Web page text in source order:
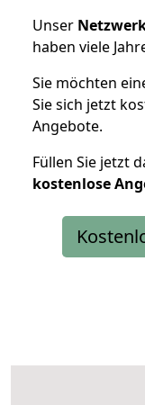
Unser
haben viele
Sie möchten
Sie sich jetzt
Angebote.
Füllen Sie jetzt
kostenlose